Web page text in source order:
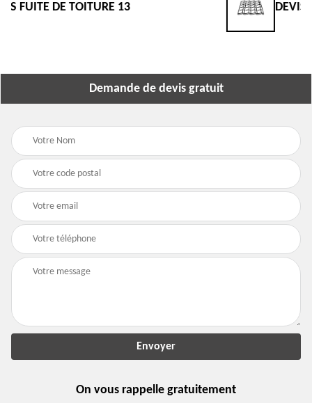
DEVIS TOITURE 13
Demande de devis gratuit
On vous rappelle gratuitement